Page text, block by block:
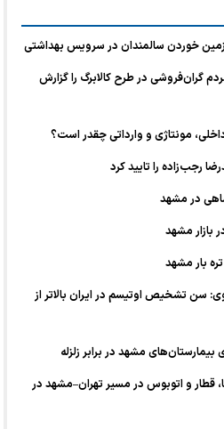
زمین خوردن سالمندان در سرویس بهداشتی
گران‌فروشی در طرح کالابرگ را گزارش
مونتاژی و وارداتی چقدر است؟
رجب‌زاده را تایید کرد
در مشهد
بازار مشهد
بار مشهد
سن تشخیص اوتیسم در ایران بالاتر از
مشهد در برابر زلزله
و اتوبوس در مسیر تهران–مشهد در